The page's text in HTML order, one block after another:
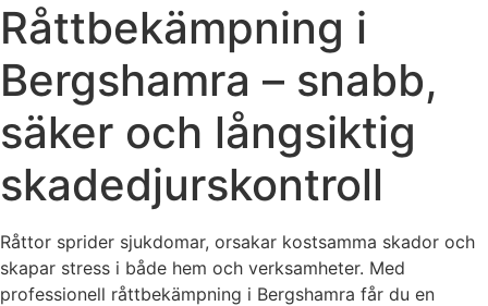
Råttbekämpning i
Bergshamra – snabb,
säker och långsiktig
skadedjurskontroll
Råttor sprider sjukdomar, orsakar kostsamma skador och
skapar stress i både hem och verksamheter. Med
professionell råttbekämpning i Bergshamra får du en